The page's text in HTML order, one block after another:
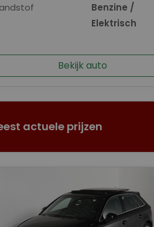
Benzine /
Elektrisch
Bekijk auto
actuele prijzen